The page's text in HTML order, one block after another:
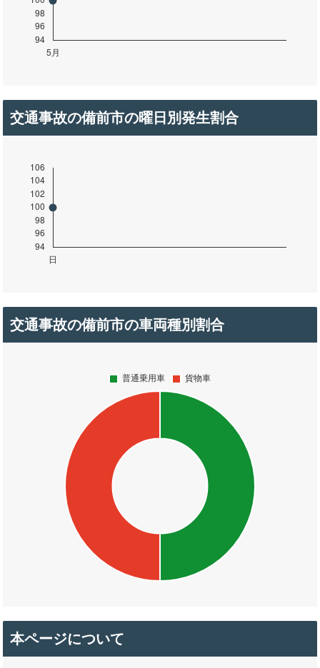
交通事故の備前市の曜日別発生割合
交通事故の備前市の車両種別割合
本ページについて